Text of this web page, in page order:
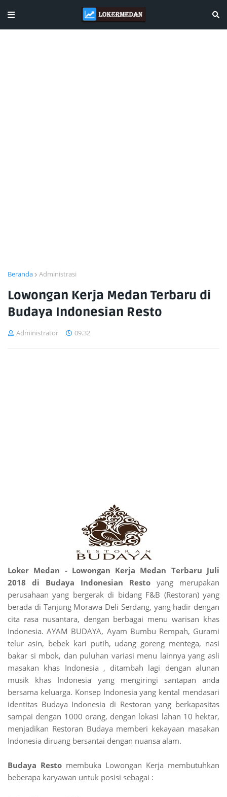
Beranda Administrasi
Lowongan Kerja Medan Terbaru di
Budaya Indonesian Resto
Administrator 09.32
Loker Medan - Lowongan Kerja Medan Terbaru Juli
2018 di Budaya Indonesian Resto yang merupakan
perusahaan yang bergerak di bidang F&B (Restoran) yang
berada di Tanjung Morawa Deli Serdang, yang hadir dengan
cita rasa nusantara, dengan berbagai menu warisan khas
Indonesia. AYAM BUDAYA, Ayam Bumbu Rempah, Gurami
telur asin, bebek kari putih, udang goreng mentega, nasi
bakar si mbok, dan puluhan variasi menu lainnya yang asli
masakan khas Indonesia , ditambah lagi dengan alunan
musik khas Indonesia yang mengiringi santapan anda
bersama keluarga. Konsep Indonesia yang kental mendasari
identitas Budaya Indonesia di Restoran yang berkapasitas
sampai dengan 1000 orang, dengan lokasi lahan 10 hektar,
menjadikan Restoran Budaya memberi kekayaan masakan
Indonesia diruang bersantai dengan nuansa alam.
Budaya Resto membuka Lowongan Kerja membutuhkan
beberapa karyawan untuk posisi sebagai :